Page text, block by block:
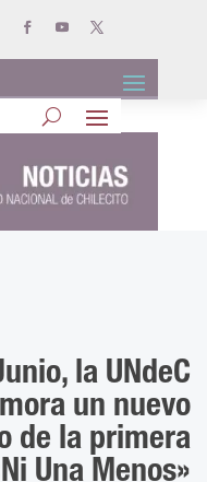
la UNdeC
un nuevo
de la primera
Una Menos»